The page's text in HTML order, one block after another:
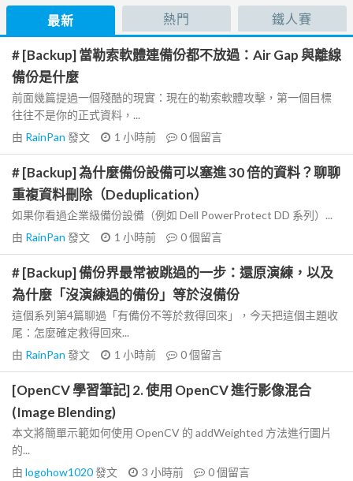
最新 熱門 鐵人賽
# [Backup] 當勒索軟體連備份都不放過：Air Gap 與離線
備份是什麼
前面幾篇提過一個殘酷的現實：現在的勒索軟體攻擊，第一個目標
往往不是你的正式資料，...
由 RainPan 發文 1 小時前 0個留言
# [Backup] 為什麼備份設備可以塞進 30 倍的資料？聊聊
重複資料刪除（Deduplication）
如果你看過企業級備份設備（例如 Dell PowerProtect DD 系列）...
由 RainPan 發文 1 小時前 0個留言
# [Backup] 備份界最常被跳過的一步：還原演練，以及
為什麼「沒演練過的備份」等於沒備份
這個系列第4篇聊過「有備份不等於救得回來」，今天把這個主題收
尾：怎麼確定救得回來...
由 RainPan 發文 1 小時前 0個留言
[OpenCV 學習筆記] 2. 使用 OpenCV 進行影像混合
(Image Blending)
本文將簡單示範如何使用 OpenCV 的 addWeighted 方法進行圖片
的...
由 logohow1020發文 3 小時前 0個留言